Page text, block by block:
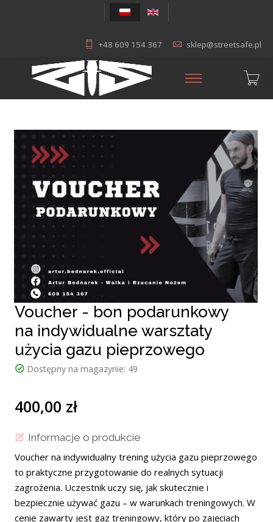
+48 609 154 367 sklep@streetsafe.pl
Voucher - bon podarunkowy
na indywidualne warsztaty
użycia gazu pieprzowego
Dostępny na magazynie: 49
400,00 zł
Informacje o produkcie
Voucher na indywidualny trening użycia gazu pieprzowego
to praktyczne przygotowanie do realnych sytuacji
zagrożenia. Uczestnik uczy się, jak skutecznie i
bezpiecznie używać gazu – w warunkach treningowych. W
cenie zawarty jest gaz treningowy, który po zajęciach